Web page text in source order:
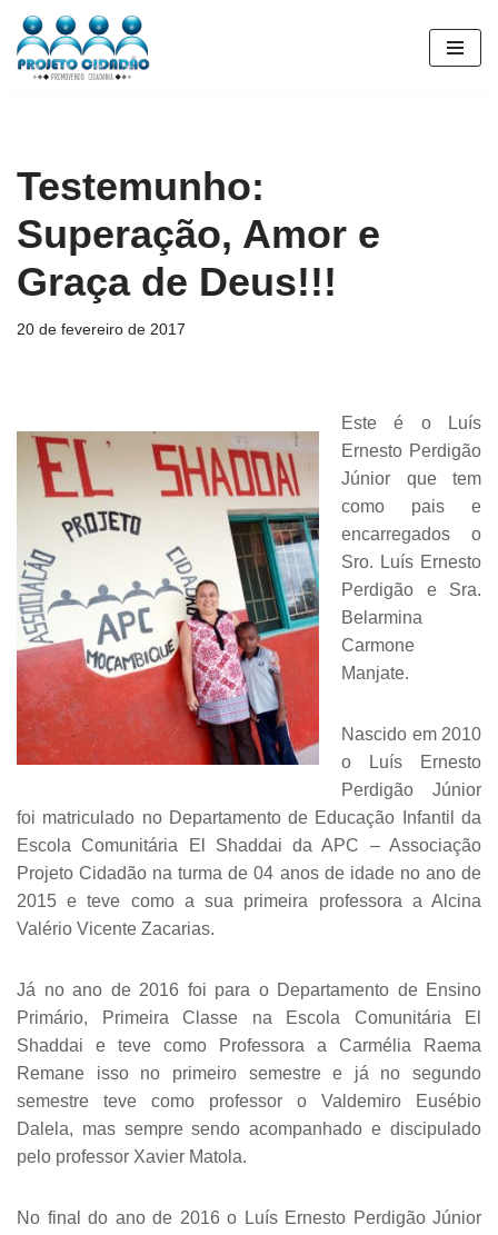
Pular
Testemunho:
Superação, Amor e
Graça de Deus!!!
20 de fevereiro de 2017
Este é o Luís
Ernesto Perdigão
Júnior que tem
como pais e
encarregados o
Sro. Luís Ernesto
Perdigão e Sra.
Belarmina
Carmone
Manjate.
Nascido em 2010
o Luís Ernesto
Perdigão Júnior
foi matriculado no Departamento de Educação Infantil da
Escola Comunitária El Shaddai da APC – Associação
Projeto Cidadão na turma de 04 anos de idade no ano de
2015 e teve como a sua primeira professora a Alcina
Valério Vicente Zacarias.
Já no ano de 2016 foi para o Departamento de Ensino
Primário, Primeira Classe na Escola Comunitária El
Shaddai e teve como Professora a Carmélia Raema
Remane isso no primeiro semestre e já no segundo
semestre teve como professor o Valdemiro Eusébio
Dalela, mas sempre sendo acompanhado e discipulado
pelo professor Xavier Matola.
No final do ano de 2016 o Luís Ernesto Perdigão Júnior